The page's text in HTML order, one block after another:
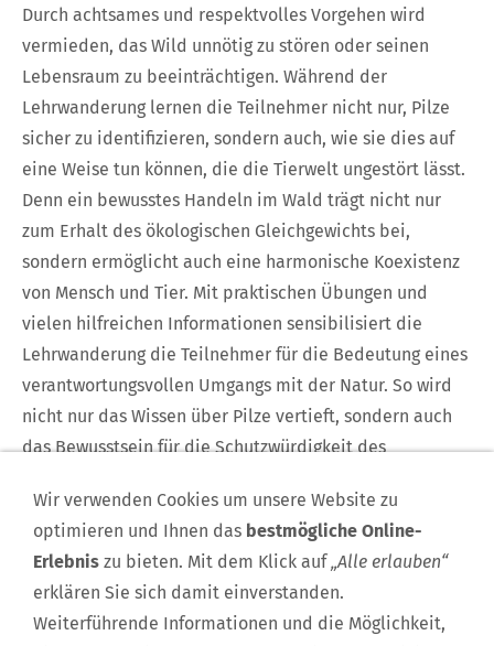
Durch achtsames und respektvolles Vorgehen wird
vermieden, das Wild unnötig zu stören oder seinen
Lebensraum zu beeinträchtigen. Während der
Lehrwanderung lernen die Teilnehmer nicht nur, Pilze
sicher zu identifizieren, sondern auch, wie sie dies auf
eine Weise tun können, die die Tierwelt ungestört lässt.
Denn ein bewusstes Handeln im Wald trägt nicht nur
zum Erhalt des ökologischen Gleichgewichts bei,
sondern ermöglicht auch eine harmonische Koexistenz
von Mensch und Tier. Mit praktischen Übungen und
vielen hilfreichen Informationen sensibilisiert die
Lehrwanderung die Teilnehmer für die Bedeutung eines
verantwortungsvollen Umgangs mit der Natur. So wird
nicht nur das Wissen über Pilze vertieft, sondern auch
das Bewusstsein für die Schutzwürdigkeit des
Forsthaus Argestorf Uhrzeit: 09:00 – 13:00 Uhr
Teilnehmerzahl: max. 20 Personen Unkostenbeitrag: 20
Euro
Wir verwenden Cookies um unsere Website zu
optimieren und Ihnen das bestmögliche Online-
Erlebnis zu bieten. Mit dem Klick auf„Alle erlauben“
erklären Sie sich damit einverstanden.
Weiterführende Informationen und die Möglichkeit,